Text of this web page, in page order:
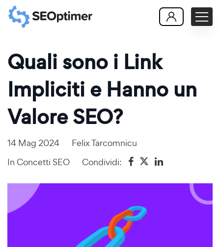
Quali sono i Link
Impliciti e Hanno un
Valore SEO?
14 Mag 2024
Felix Tarcomnicu
In Concetti SEO Condividi: